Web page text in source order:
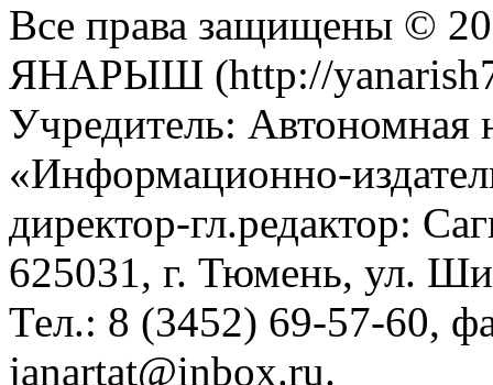
Все права защищены ©
ЯНАРЫШ (http://
Учредитель: Автономная
«Информационно-
директор-гл.редактор:
625031, г. Тюмень, ул.
Тел.: 8 (3452) 69-57-60,
janartat@inbox.ru.